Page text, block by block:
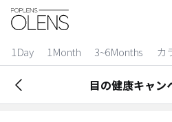
1Day 1Month 3~6Months カ
ログイン
カラコン比較
今月限定特典
目の健康キャン